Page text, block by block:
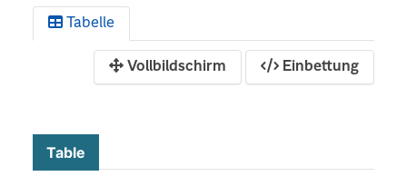
Tabelle
Vollbildschirm Einbettung